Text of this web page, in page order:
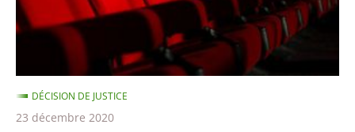
le
juge
référés
ne
suspend
DÉCISION DE JUSTICE
23 décembre 2020